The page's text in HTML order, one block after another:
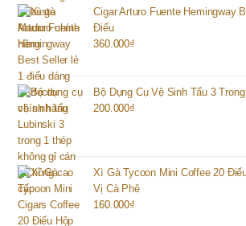
Cigar Arturo Fuente Hemingway
Điếu
360.000₫
Bộ Dụng Cụ Vệ Sinh Tẩu 3
200.000₫
Xì Gà Tycoon Mini Coffee 20
Vị Cà Phê
160.000₫